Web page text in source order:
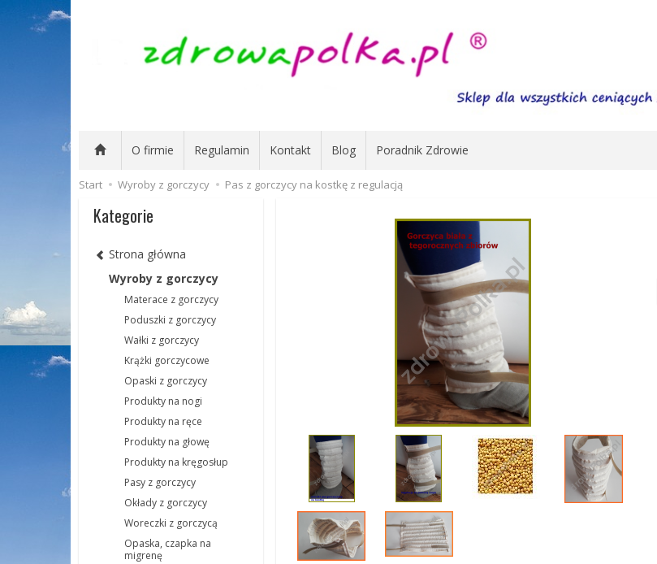
O firmie Regulamin Kontakt Blog Poradnik Zdrowie
Start Wyroby z gorczycy Pas z gorczycy na kostkę z regulacją
Kategorie
Strona główna
Wyroby z gorczycy
Materace z gorczycy
Poduszki z gorczycy
Wałki z gorczycy
Krążki gorczycowe
Opaski z gorczycy
Produkty na nogi
Produkty na ręce
Produkty na głowę
Produkty na kręgosłup
Pasy z gorczycy
Okłady z gorczycy
Woreczki z gorczycą
Opaska, czapka na
migrenę